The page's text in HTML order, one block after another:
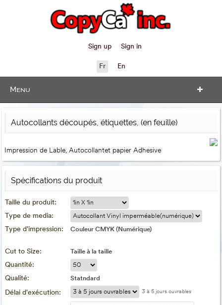
Sign up Sign in
Fr En
Menu
Autocollants découpés, étiquettes, (en feuille)
Impression de Lable, Autocollantet papier Adhesive
Spécifications du produit
Taille du produit:
Type de media:
Type d'impression:
Couleur CMYK (Numérique)
Cut to Size: Taille à la taille
Quantité:
Qualité:
Statndard
Délai d'exécution: 3 à 5 jours ouvrables